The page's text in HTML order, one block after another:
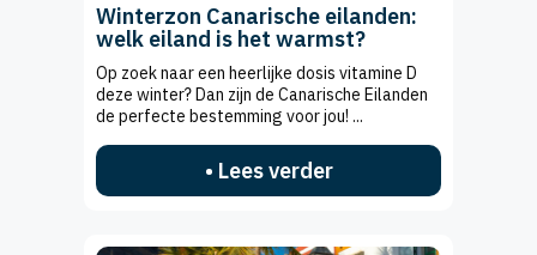
Winterzon Canarische eilanden:
welk eiland is het warmst?
Op zoek naar een heerlijke dosis vitamine D
deze winter? Dan zijn de Canarische Eilanden
de perfecte bestemming voor jou! ...
• Lees verder